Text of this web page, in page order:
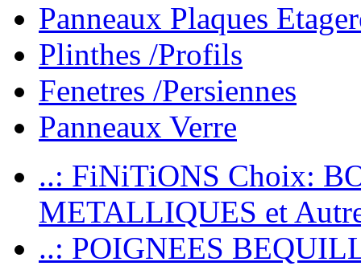
Panneaux Plaques
Plinthes /Profils
Fenetres /Persiennes
Panneaux Verre
..: FiNiTiONS Choix:
METALLIQUES et
..: POIGNEES